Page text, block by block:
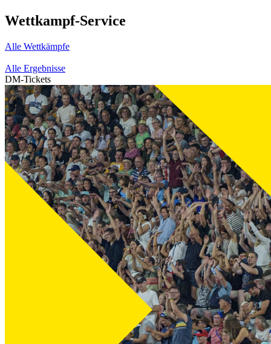
Wettkampf-Service
Alle Wettkämpfe
Alle Ergebnisse
DM-Tickets